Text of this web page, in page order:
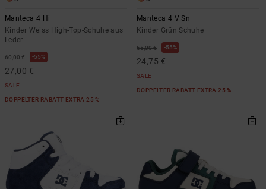
Manteca 4 Hi
Kinder Weiss High-Top-Schuhe aus
Leder
60,00 € 55%
27,00 €
SALE
DOPPELTER RABATT EXTRA 25 %
Manteca 4 V Sn
Kinder Grün Schuhe
55,00 € 55%
24,75 €
SALE
DOPPELTER RABATT EXTRA 25 %